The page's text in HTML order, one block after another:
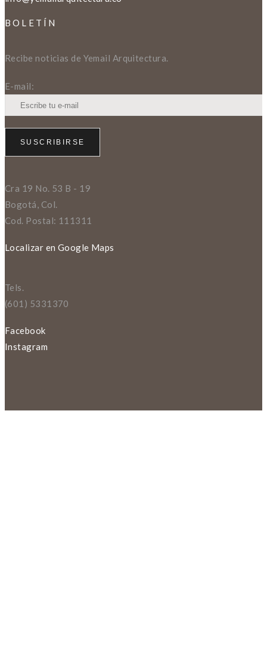
BOLETÍN
Recibe noticias de Yemail Arquitectura.
E-mail:
Cra 19 No. 53 B - 19
Bogotá, Col.
Cod. Postal: 111311
Localizar en Google Maps
Tels.
(601) 5331370
Facebook
Instagram